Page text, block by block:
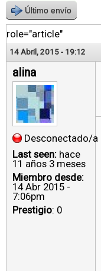
Último envío
role="article"
14 Abril, 2015 - 19:12
alina
Desconectado/a
Last seen: hace
11 años 3 meses
Miembro desde:
14 Abr 2015 -
7:06pm
Prestigio: 0